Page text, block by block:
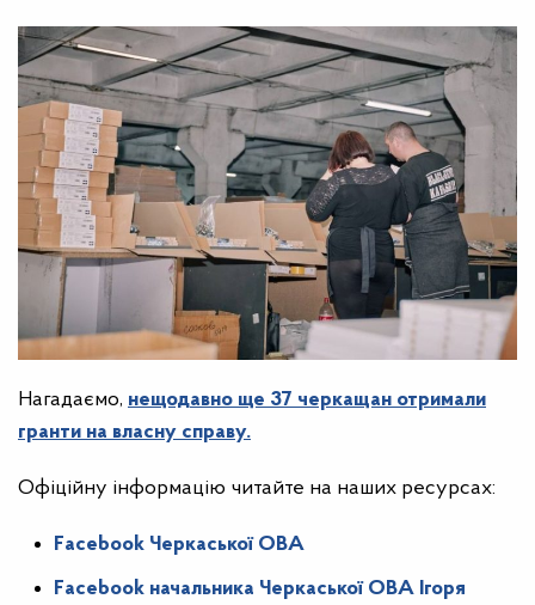
Нагадаємо, нещодавно ще 37 черкащан отримали
гранти на власну справу.
Офіційну інформацію читайте на наших ресурсах:
Facebook Черкаської ОВА
Facebook начальника Черкаської ОВА Ігоря